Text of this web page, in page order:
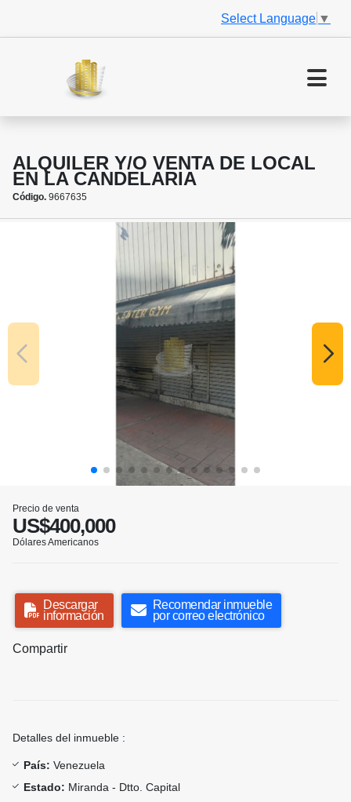
Select Language ▼
ALQUILER Y/O VENTA DE LOCAL
EN LA CANDELARIA
Código. 9667635
Precio de venta
US$400,000
Dólares Americanos
Descargar
información
Recomendar inmueble
por correo electrónico
Compartir
Detalles del inmueble :
País: Venezuela
Estado: Miranda - Dtto. Capital